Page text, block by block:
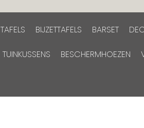
TAFELS BIJZETTAFELS BARSET
TUINKUSSENS BESCHERMHOEZEN